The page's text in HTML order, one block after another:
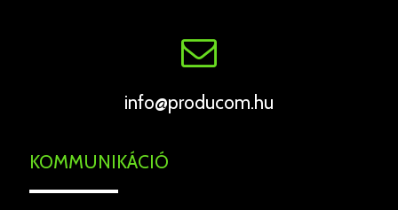
info@producom.hu
KOMMUNIKÁCIÓ